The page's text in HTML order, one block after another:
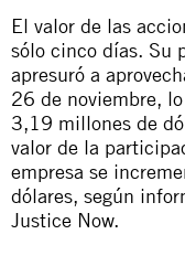
El valor de las
sólo cinco días. Su
apresuró a
26 de noviembre,
3,19 millones de
valor de la
empresa se
dólares, según
Justice Now.